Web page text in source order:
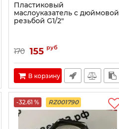
Пластиковый
маслоуказатель с дюймовой
резьбой G1/2"
170 155 руб
В корзину
-32.61 % RZ001790